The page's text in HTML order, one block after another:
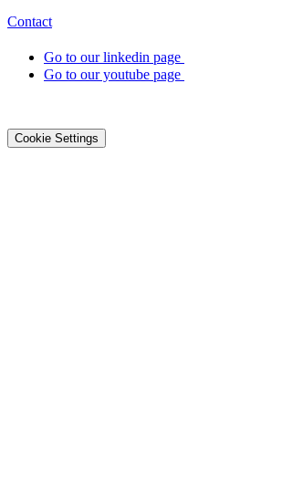
Contact
Go to our linkedin page
Go to our youtube page
Cookie Settings